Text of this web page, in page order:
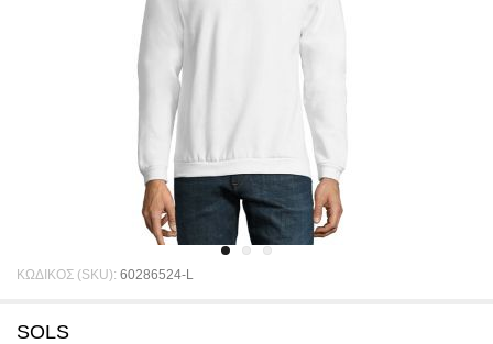
ΚΩΔΙΚΟΣ (SKU): 60286524-L
SOLS